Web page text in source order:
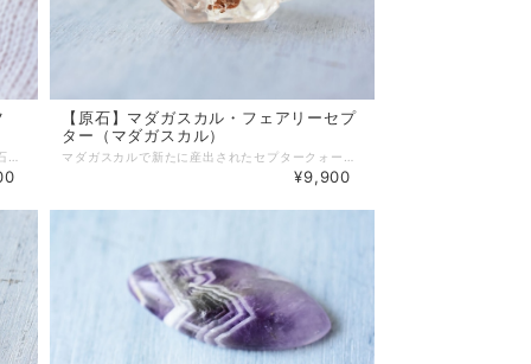
フローライトインクォーツのファセットカット石です。 透き通る水晶の中にフローライトの結晶が見えます。 【天然石】フローライトインクォーツ 【産地】マダガスカル 【サイズ】約縦10.5mm×横6.8mm×厚み6.4mm 【チャクラ対応】すべて、主に第５（のど） ♦ネットショップでのご購入の際は、必ずサイズをよくお確かめの上、お買い求めください。 ※光の加減、モニター環境で若干実物と色が違って見える場合があります。
【原石】マダガスカル・フェアリーセプ
ター（マダガスカル）
マダガスカルで新たに産出されたセプタークォーツです。 水晶の中に鉄分により赤褐色が少し見られます。 セプターは英語で「杖」を意味します。 セプタークォーツは、水晶の上部が大きく育ち、 王が持つ豪華な杖、王笏のようなシルエットを持ちます。 そして、こちらのセプタークォーツは、 アースラブワークスの塩原氏によって「マダガスカル・フェアリーセプター」と名付けられました。 「妖精の杖」という可愛らしい名前がつけられています。 フェアリーセプターは、透明度が高く、光があたるととても透き通って見えます。 名前にぴったりなピュアな雰囲気を持つ水晶です。 【天然石】マダガスカル・フェアリーセプター（Madagascar Fairy Scepter） 【産地】マダガスカル Madagascar Sava Antalaha 【サイズ】約 W 20 mm × D 14 mm × H 33 mm 【重量】13.44 g 【浄化方法】水で軽く洗い流すのは大丈夫ですが、赤褐色の部分が鉄のため、水につけたままにするのはお避けください。塩も使わないで下さい。セージで浄化するのが良いでしょう。 ♦ネットショップでのご購入の際は、必ずサイズをよくお確かめの上、お買い求めください。 ※光の加減、モニター環境で若干実物と色が違って見える場合があります。 ※自然のものなので、表面やエッジに傷や欠け、磨耗が見られることがあります。
¥9,900